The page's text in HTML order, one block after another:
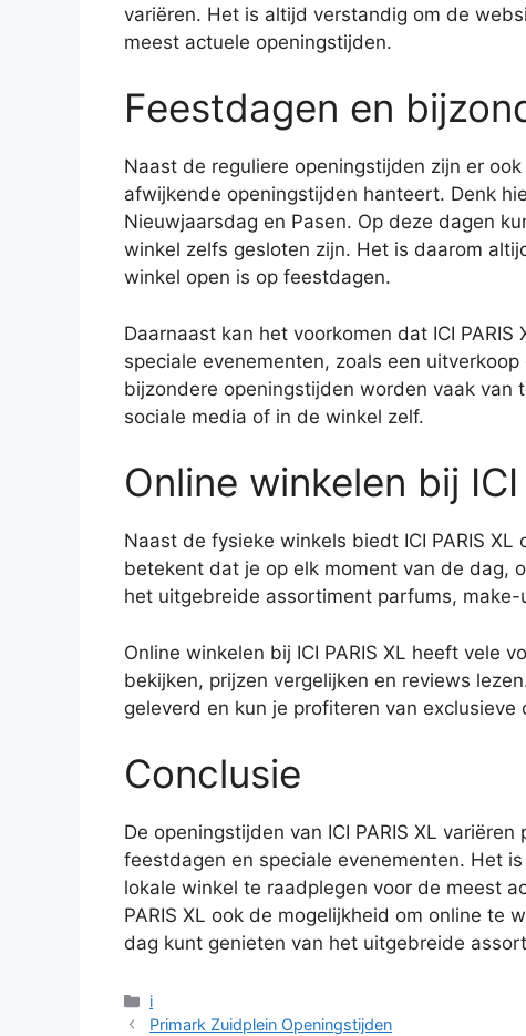
variëren. Het is altijd verstandig om de
meest actuele openingstijden.
Feestdagen en
Naast de reguliere openingstijden zijn er
afwijkende openingstijden hanteert. Denk
Nieuwjaarsdag en Pasen. Op deze dagen
winkel zelfs gesloten zijn. Het is daarom
winkel open is op feestdagen.
Daarnaast kan het voorkomen dat ICI
speciale evenementen, zoals een
bijzondere openingstijden worden vaak van
sociale media of in de winkel zelf.
Online winkelen bij ICI
Naast de fysieke winkels biedt ICI PARIS
betekent dat je op elk moment van de dag,
het uitgebreide assortiment parfums,
Online winkelen bij ICI PARIS XL heeft vele
bekijken, prijzen vergelijken en reviews
geleverd en kun je profiteren van exclusieve
Conclusie
De openingstijden van ICI PARIS XL
feestdagen en speciale evenementen. Het
lokale winkel te raadplegen voor de meest
PARIS XL ook de mogelijkheid om online te
dag kunt genieten van het uitgebreide
Categorieën
i
Primark Zuidplein Openingstijden